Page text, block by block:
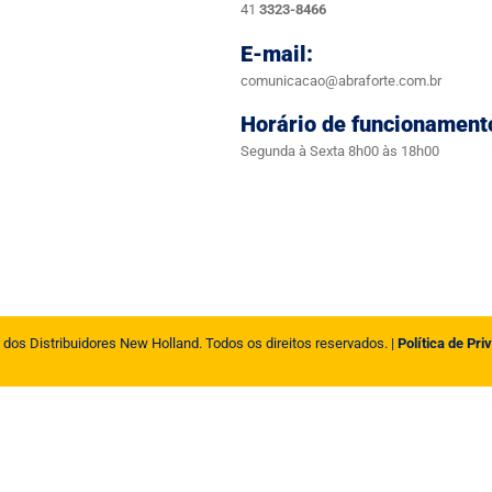
413323-8466
E-mail:
comunicacao@abraforte.com.br
Horário de
Segunda à Sexta 8h00 às 18h00
Distribuidores New Holland. Todos os direitos reservados. | Política de